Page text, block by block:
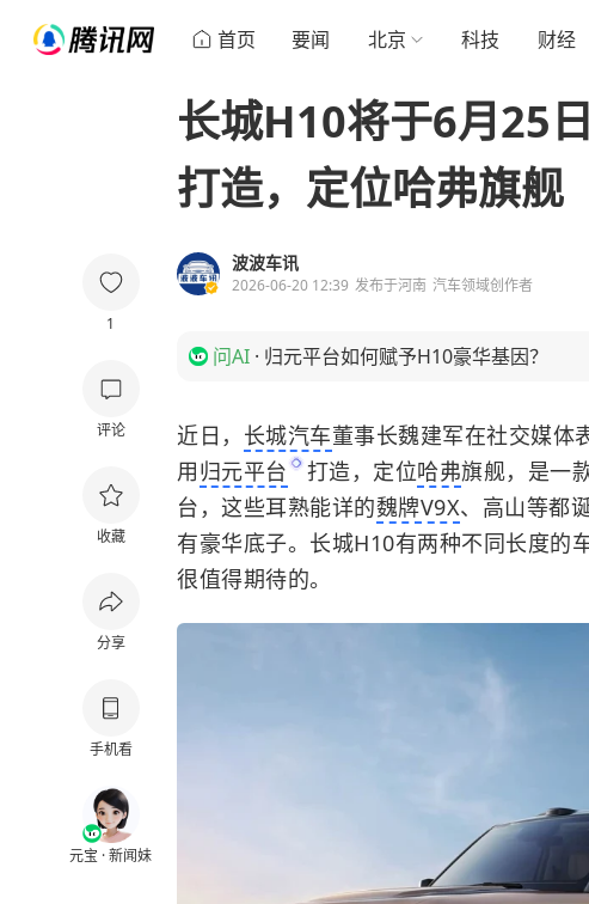
首页 要闻 北京 科技 财经
1
评论
收藏
分享
手机看
元宝 · 新闻妹
长城H10将于6月25
打造，定位哈弗旗舰
波波车讯
2026-06-20 12:39 发布于河南 汽车领域创作者
问AI · 归元平台如何赋予H10豪华基因？
近日， 长城汽车董事长魏建军在社交媒体
用归元平台 打造，定位哈弗旗舰，是一
台，这些耳熟能详的魏牌V9X、高山等都
有豪华底子。长城H10有两种不同长度的
很值得期待的。